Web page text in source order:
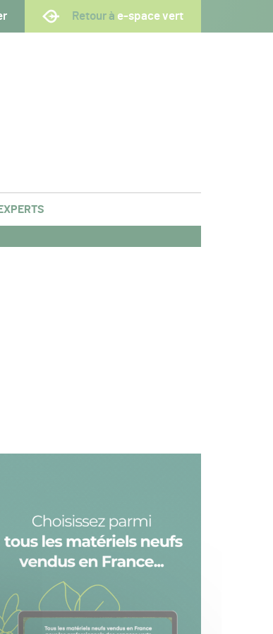
Retour à e-space vert